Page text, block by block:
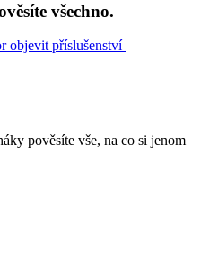
všechno.
objevit příslušenství
pověsíte vše, na co si jenom